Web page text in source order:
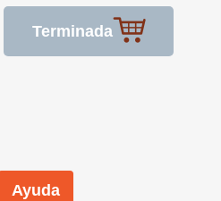
Terminada
Ayuda